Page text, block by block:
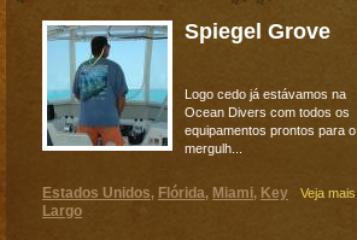
Spiegel Grove
Logo cedo já estávamos na
Ocean Divers com todos os
equipamentos prontos para o
mergulh...
Veja mais
Estados Unidos, Flórida, Miami, Key
Largo